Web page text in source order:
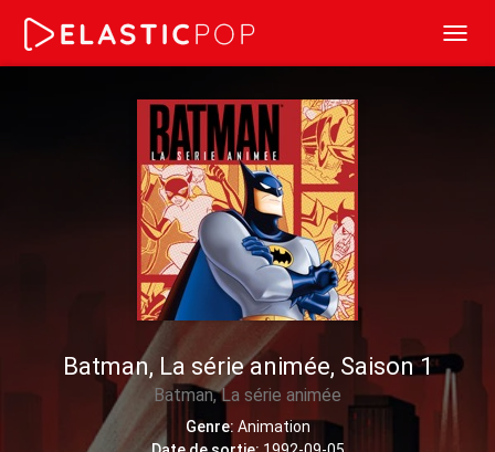
Batman, La série animée, Saison 1
Batman, La série animée
Genre: Animation